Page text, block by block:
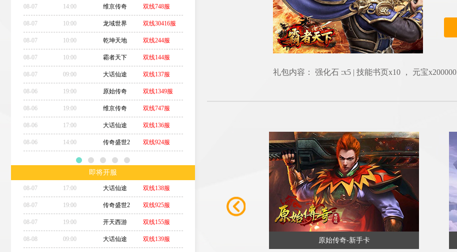
08-07 14:00 维京传奇 双线748服
08-07 10:00 龙域世界 双线30416服
08-07 10:00 乾坤天地 双线244服
08-07 10:00 霸者天下 双线144服
08-07 09:00 大话仙途 双线137服
08-06 19:00 原始传奇 双线1349服
08-06 19:00 维京传奇 双线747服
08-06 17:00 大话仙途 双线136服
08-06 14:00 传奇盛世2 双线924服
即将开服
08-07 17:00 大话仙途 双线138服
08-07 19:00 传奇盛世2 双线925服
08-07 19:00 开天西游 双线155服
08-08 09:00 大话仙途 双线139服
礼包内容： 强化石 :x5 | 技能书页x10 ， 元宝x200000
原始传奇-新手卡